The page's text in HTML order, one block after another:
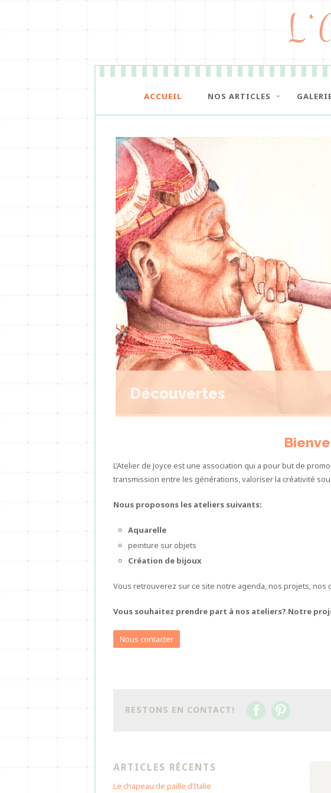
ACCUEIL NOS ARTICLES
Découvertes
L’Atelier de Joyce est une association qui a pour but de
transmission entre les générations, valoriser la créativité
Nous proposons les ateliers suivants:
Aquarelle
peinture sur objets
Création de bijoux
Vous retrouverez sur ce site notre agenda, nos projets,
Vous souhaitez prendre part à nos ateliers? Notre
Nous contacter
RESTONS EN CONTACT!
ARTICLES RÉCENTS
Le chapeau de paille d’Italie